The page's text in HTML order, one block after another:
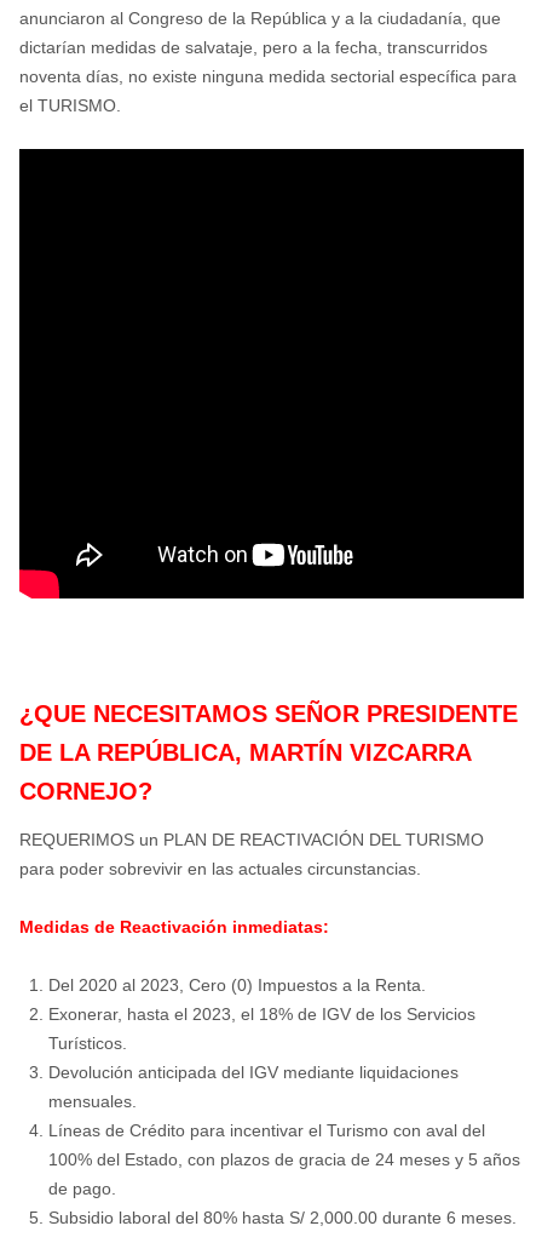
anunciaron al Congreso de la República y a la ciudadanía, que
dictarían medidas de salvataje, pero a la fecha, transcurridos
noventa días, no existe ninguna medida sectorial específica para
el TURISMO.
¿QUE NECESITAMOS SEÑOR PRESIDENTE
DE LA REPÚBLICA, MARTÍN VIZCARRA
CORNEJO?
REQUERIMOS un PLAN DE REACTIVACIÓN DEL TURISMO
para poder sobrevivir en las actuales circunstancias.
Medidas de Reactivación inmediatas:
Del 2020 al 2023, Cero (0) Impuestos a la Renta.
Exonerar, hasta el 2023, el 18% de IGV de los Servicios
Turísticos.
Devolución anticipada del IGV mediante liquidaciones
mensuales.
Líneas de Crédito para incentivar el Turismo con aval del
100% del Estado, con plazos de gracia de 24 meses y 5 años
de pago.
Subsidio laboral del 80% hasta S/ 2,000.00 durante 6 meses.